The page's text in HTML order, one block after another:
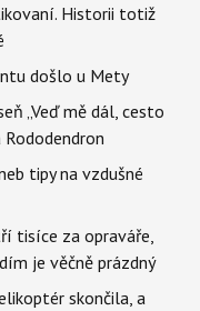
Historii totiž
došlo u Mety
„Veď mě dál, cesto
tipy na vzdušné
tisíce za opraváře,
je věčně prázdný
skončila, a